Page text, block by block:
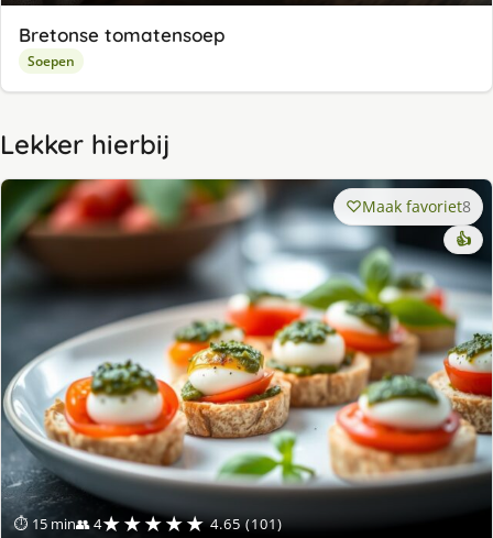
Bretonse tomatensoep
Soepen
Lekker hierbij
⏱ 15 min👥 4★★★★★ 4.65 (101)
Maak favoriet8
👍